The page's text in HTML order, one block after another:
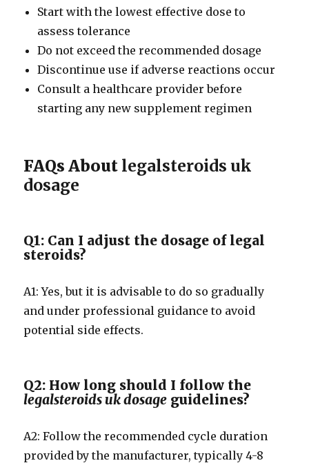
Start with the lowest effective dose to
assess tolerance
Do not exceed the recommended dosage
Discontinue use if adverse reactions occur
Consult a healthcare provider before
starting any new supplement regimen
FAQs About legalsteroids uk
dosage
Q1: Can I adjust the dosage of legal
steroids?
A1: Yes, but it is advisable to do so gradually
and under professional guidance to avoid
potential side effects.
Q2: How long should I follow the
legalsteroids uk dosage guidelines?
A2: Follow the recommended cycle duration
provided by the manufacturer, typically 4-8